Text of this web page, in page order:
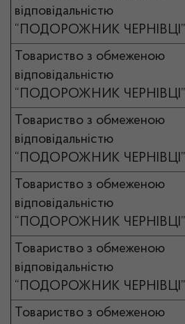
відповідальністю
“ПОДОРОЖНИК ЧЕРНІВЦІ”
Товариство з обмеженою
відповідальністю
“ПОДОРОЖНИК ЧЕРНІВЦІ”
Товариство з обмеженою
відповідальністю
“ПОДОРОЖНИК ЧЕРНІВЦІ”
Товариство з обмеженою
відповідальністю
“ПОДОРОЖНИК ЧЕРНІВЦІ”
Товариство з обмеженою
відповідальністю
“ПОДОРОЖНИК ЧЕРНІВЦІ”
Товариство з обмеженою